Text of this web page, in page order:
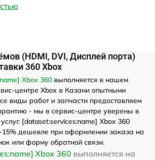
(HDMI, DVI, Дисплей порта)
360 Xbox
Xbox 360 выполняется в нашем
центре Xbox в Казани опытными
виды работ и запчасти предоставляем
- мы в сервис-центре уверены в
[dataset:services:name] Xbox 360
-15% дешевле при оформлении заказа на
или форму обратной связи.
Xbox 360 выполняется на